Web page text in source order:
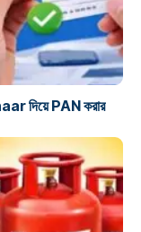
দিয়ে PAN করার